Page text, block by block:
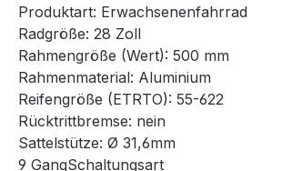
Produktart: Erwachsenenfahrrad
Radgröße: 28 Zoll
Rahmengröße (Wert): 500 mm
Rahmenmaterial: Aluminium
Reifengröße (ETRTO): 55-622
Rücktrittbremse: nein
Sattelstütze: Ø 31,6mm
9 GangSchaltungsart